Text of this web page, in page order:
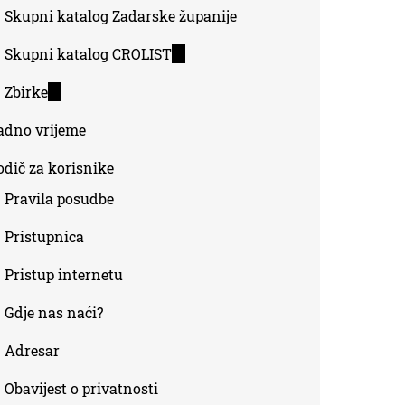
Skupni katalog Zadarske županije
Skupni katalog CROLIST(link
Zbirke(link
external)
vrijeme
za korisnike
Pravila posudbe
Pristupnica
Pristup internetu
Gdje nas naći?
Adresar
Obavijest o privatnosti